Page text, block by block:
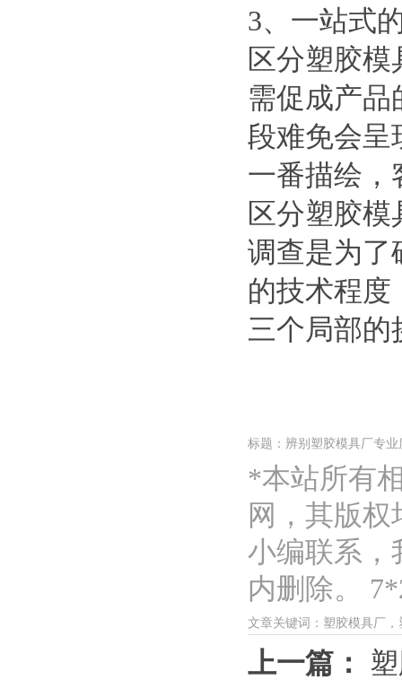
3、一站式
区分塑胶
需促成产品
段难免会呈
一番描绘，
区分塑胶
调查是为了
的技术程度
三个局部的
标题：辨别塑胶模具厂专
*本站所有
网，其版
小编联系，
内删除。
文章关键词：塑胶模具厂
上一篇：